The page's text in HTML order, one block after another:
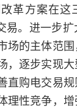
方案在这
易。进一步
场的主体范
，逐步实现
直购电交易
理性竞争，